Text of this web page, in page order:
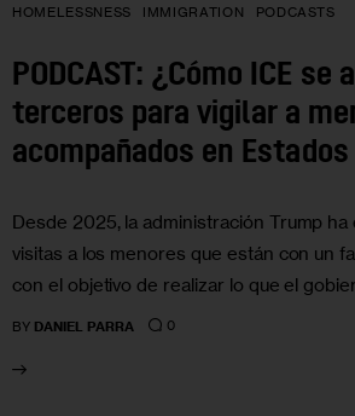
HOMELESSNESS
IMMIGRATION PODCASTS
PODCAST: ¿Cómo ICE se
terceros para vigilar a
acompañados en
Desde 2025, la administración Trump
visitas a los menores que están con un
con el objetivo de realizar lo que el
BY DANIEL PARRA 0